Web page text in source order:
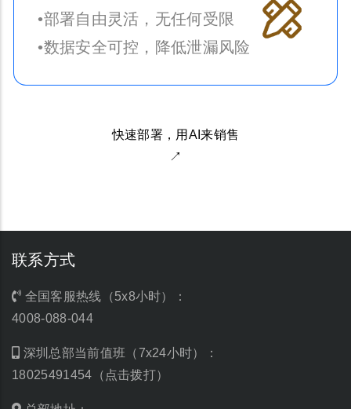
•部署自由灵活，无任何受限
•数据安全可控，降低泄漏风险
快速部署，用AI来销售
↗
联系方式
全国客服热线（5x8小时）：
4008-088-044
深圳总部当前值班（7x24小时）：
18025491454（点击拨打）